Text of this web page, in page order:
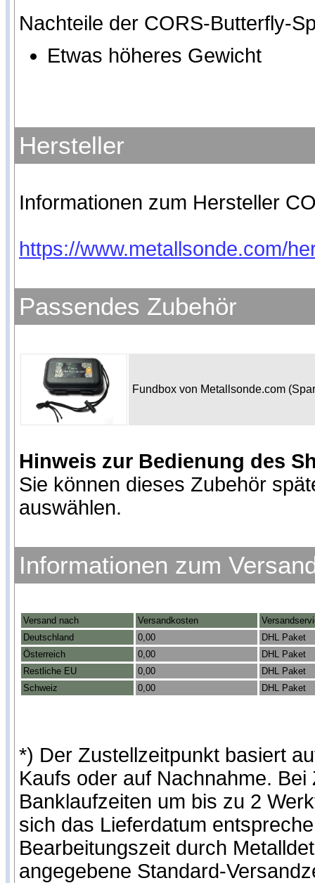
Nachteile der CORS-Butterfly-
Etwas höheres Gewicht
Hersteller
Informationen zum Hersteller
https://www.metallsonde.com/
Passendes Zubehör
Fundbox von Metallsonde.com
Hinweis zur Bedienung des
Sie können dieses Zubehör
auswählen.
Informationen zum
Versand nach Versandkosten
Deutschland
0,00
DHL Paket
Österreich
0,00
DHL Paket
Restliche EU
0,00
DHL Paket
Schweiz
0,00 DHL Paket
*) Der Zustellzeitpunkt basiert
Kaufs oder auf Nachnahme.
Banklaufzeiten um bis zu 2
sich das Lieferdatum
Bearbeitungszeit durch
angegebene Standard-